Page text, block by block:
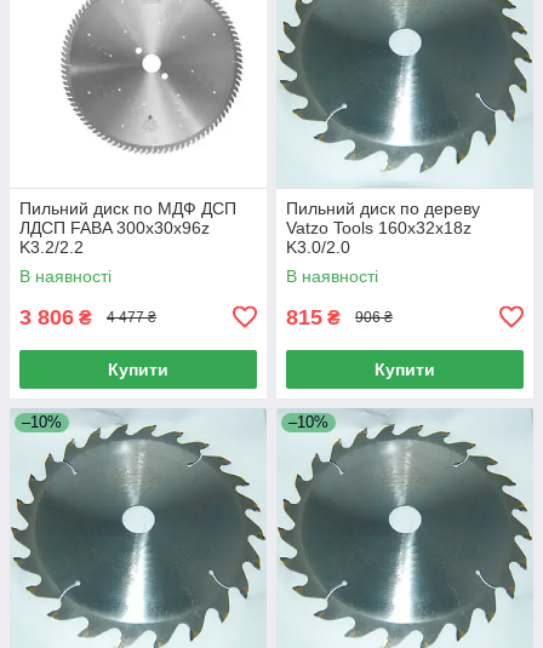
Пильний диск по МДФ ДСП
ЛДСП FABA 300x30x96z
K3.2/2.2
В наявності
3 806 ₴ 4 477 ₴
Купити
Пильний диск по дереву
Vatzo Tools 160x32x18z
K3.0/2.0
В наявності
815 ₴ 906 ₴
Купити
–10% –10%